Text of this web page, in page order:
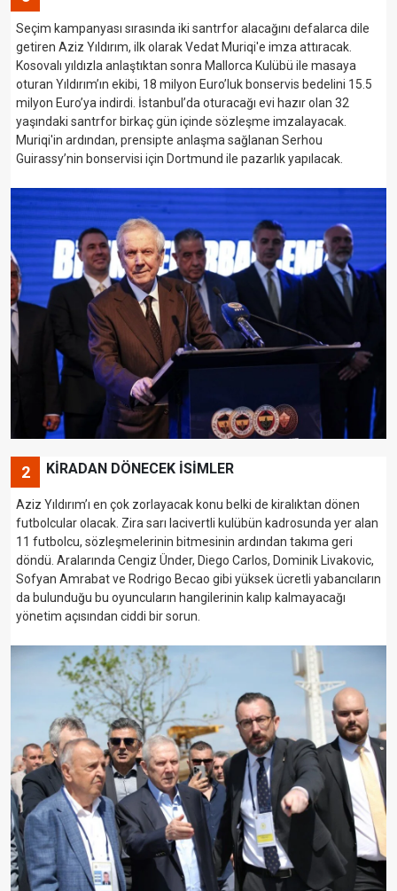
Seçim kampanyası sırasında iki santrfor alacağını defalarca dile
getiren Aziz Yıldırım, ilk olarak Vedat Muriqi'e imza attıracak.
Kosovalı yıldızla anlaştıktan sonra Mallorca Kulübü ile masaya
oturan Yıldırım’ın ekibi, 18 milyon Euro’luk bonservis bedelini 15.5
milyon Euro’ya indirdi. İstanbul’da oturacağı evi hazır olan 32
yaşındaki santrfor birkaç gün içinde sözleşme imzalayacak.
Muriqi'in ardından, prensipte anlaşma sağlanan Serhou
Guirassy’nin bonservisi için Dortmund ile pazarlık yapılacak.
2 KİRADAN DÖNECEK İSİMLER
Aziz Yıldırım’ı en çok zorlayacak konu belki de kiralıktan dönen
futbolcular olacak. Zira sarı lacivertli kulübün kadrosunda yer alan
11 futbolcu, sözleşmelerinin bitmesinin ardından takıma geri
döndü. Aralarında Cengiz Ünder, Diego Carlos, Dominik Livakovic,
Sofyan Amrabat ve Rodrigo Becao gibi yüksek ücretli yabancıların
da bulunduğu bu oyuncuların hangilerinin kalıp kalmayacağı
yönetim açısından ciddi bir sorun.